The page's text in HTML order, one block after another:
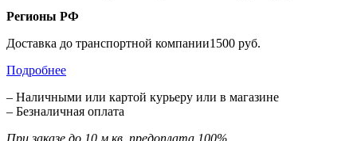
Регионы РФ
Доставка до транспортной компании1500 руб.
Подробнее
– Наличными или картой курьеру или в магазине
– Безналичная оплата